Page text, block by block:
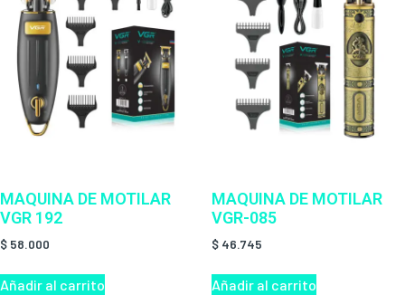
MAQUINA DE MOTILAR
VGR 192
$ 58.000
Añadir al carrito
MAQUINA DE MOTILAR
VGR-085
$ 46.745
Añadir al carrito